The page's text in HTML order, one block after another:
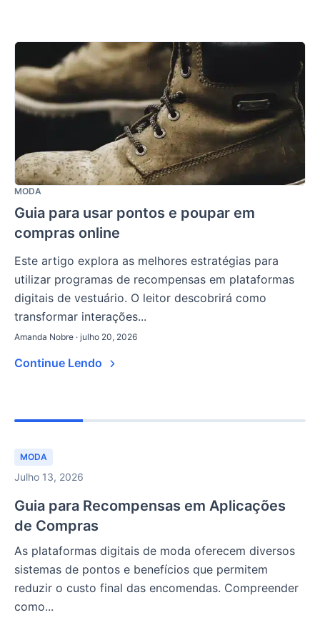
MODA
Guia para usar pontos e poupar em
compras online
Este artigo explora as melhores estratégias para
utilizar programas de recompensas em plataformas
digitais de vestuário. O leitor descobrirá como
transformar interações...
Amanda Nobre · julho 20, 2026
Continue Lendo
MODA
Julho 13, 2026
Guia para Recompensas em Aplicações
de Compras
As plataformas digitais de moda oferecem diversos
sistemas de pontos e benefícios que permitem
reduzir o custo final das encomendas. Compreender
como...